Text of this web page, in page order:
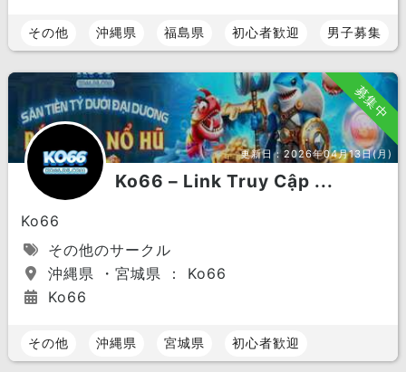
その他 沖縄県 福島県 初心者歓迎 男子募集
募集中
更新日：2026年04月13日(月)
Ko66 – Link Truy Cập ...
Ko66
その他のサークル
沖縄県 ・宮城県 ： Ko66
Ko66
その他 沖縄県 宮城県 初心者歓迎